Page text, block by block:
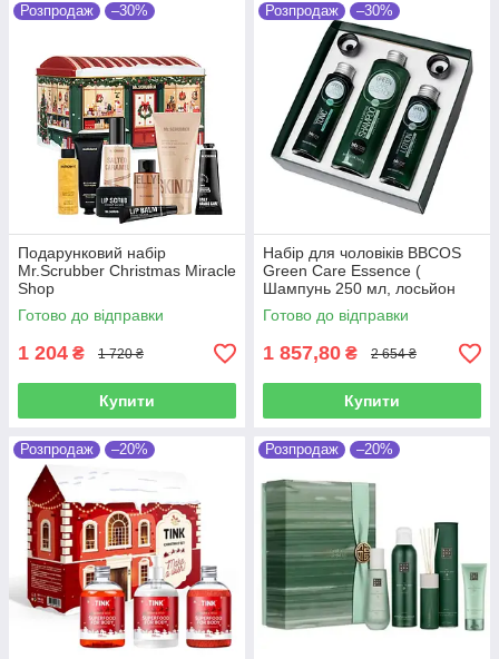
Розпродаж –30%
Подарунковий набір
Mr.Scrubber Christmas Miracle
Shop
Готово до відправки
1 204 ₴ 1 720 ₴
Купити
Розпродаж –30%
Набір для чоловіків BBCOS
Green Care Essence (
Шампунь 250 мл, лосьйон
100 мл, тонік 100 мл )
Готово до відправки
1 857,80 ₴ 2 654 ₴
Купити
Розпродаж –20% Розпродаж –20%